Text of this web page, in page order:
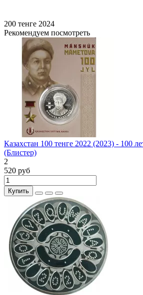
200 тенге 2024
Рекомендуем посмотреть
Казахстан 100 тенге 2022 (2023) - 100
(Блистер)
2
520 руб
Купить